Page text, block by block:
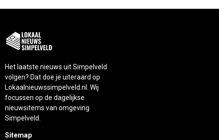
Het laatste nieuws uit Simpelveld
volgen? Dat doe je uiteraard op
Lokaalnieuwssimpelveld.nl. Wij
focussen op de dagelijkse
nieuwsitems van omgeving
Simpelveld.
Sitemap